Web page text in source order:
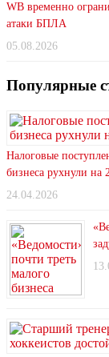
WB временно
атаки БПЛА
05.08.2026
Популярные
Налоговые
бизнеса рухнули на
24.04.2026